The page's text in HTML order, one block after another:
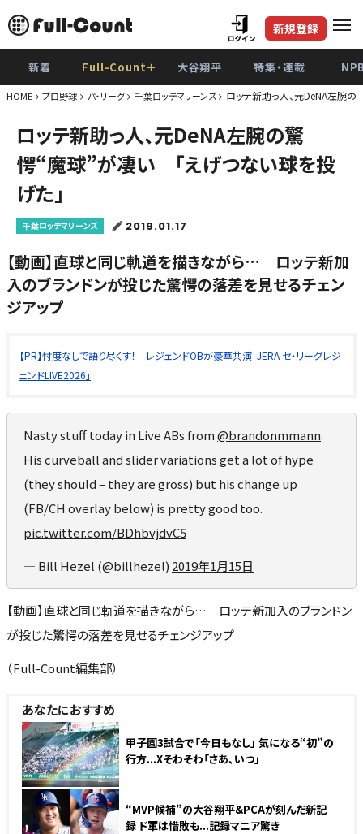
新規登録
新着 Full-Count＋ 大谷翔平 特集・連載
HOME プロ野球 パ・リーグ 千葉ロッテマリーンズ ロッテ新助っ人、元DeNA左腕
ロッテ新助っ人、元DeNA左腕の驚
愕“魔球”が凄い 「えげつない球を投
げた」
千葉ロッテマリーンズ 2019.01.17
【動画】直球と同じ軌道を描きながら… ロッテ新加
入のブランドンが投じた驚愕の落差を見せるチェン
ジアップ
【PR】忖度なしで語り尽くす！ レジェンドOBが豪華共演「JERA セ・リーグレジ
ェンドLIVE2026」
Nasty stuff today in Live ABs from@brandonmmann.
His curveball and slider variations get a lot of hype
(they should – they are gross) but his change up
(FB/CH overlay below) is pretty good too.
pic.twitter.com/BDhbvjdvC5
— Bill Hezel (@billhezel) 2019年1月15日
【動画】直球と同じ軌道を描きながら… ロッテ新加入のブランドン
が投じた驚愕の落差を見せるチェンジアップ
（Full-Count編集部）
あなたにおすすめ
NEW
甲子園3試合で「今日もなし」 気になる“初”の
行方...Xそわそわ「さあ、いつ」
“MVP候補”の大谷翔平&PCAが刻んだ新記
録 ド軍は惜敗も...記録マニア驚き